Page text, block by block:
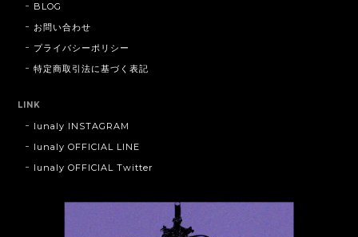
BLOG
お問い合わせ
プライバシーポリシー
特定商取引法に基づく表記
LINK
lunaly INSTAGRAM
lunaly OFFICIAL LINE
lunaly OFFICIAL Twitter